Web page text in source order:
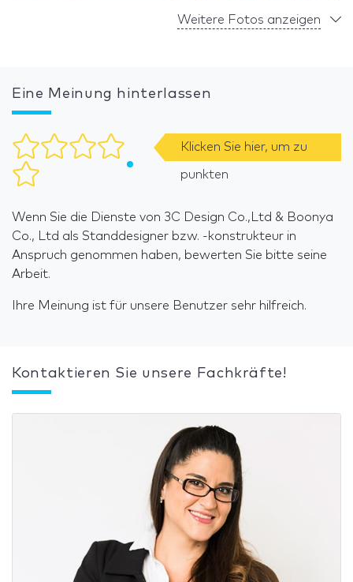
Weitere Fotos anzeigen
Eine Meinung hinterlassen
Klicken Sie hier, um zu
punkten
Wenn Sie die Dienste von 3C Design Co.,Ltd & Boonya
Co., Ltd als Standdesigner bzw. -konstrukteur in
Anspruch genommen haben, bewerten Sie bitte seine
Arbeit.
Ihre Meinung ist für unsere Benutzer sehr hilfreich.
Kontaktieren Sie unsere Fachkräfte!